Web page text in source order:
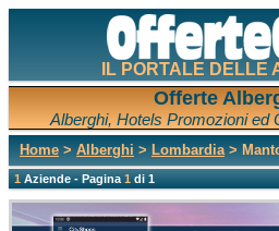
IL PORTALE DELLE
Offerte
Alberghi, Hotels Promozioni ed
Home > Alberghi > Lombardia>
1Aziende - Pagina1di 1